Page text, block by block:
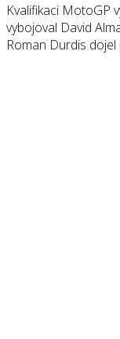
Kvalifikaci MotoGP
vybojoval David
Roman Durdis